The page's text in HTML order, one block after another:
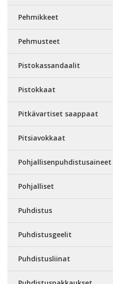
Pehmikkeet
Pehmusteet
Pistokassandaalit
Pistokkaat
Pitkävartiset saappaat
Pitsiavokkaat
Pohjallisenpuhdistusaineet
Pohjalliset
Puhdistus
Puhdistusgeelit
Puhdistusliinat